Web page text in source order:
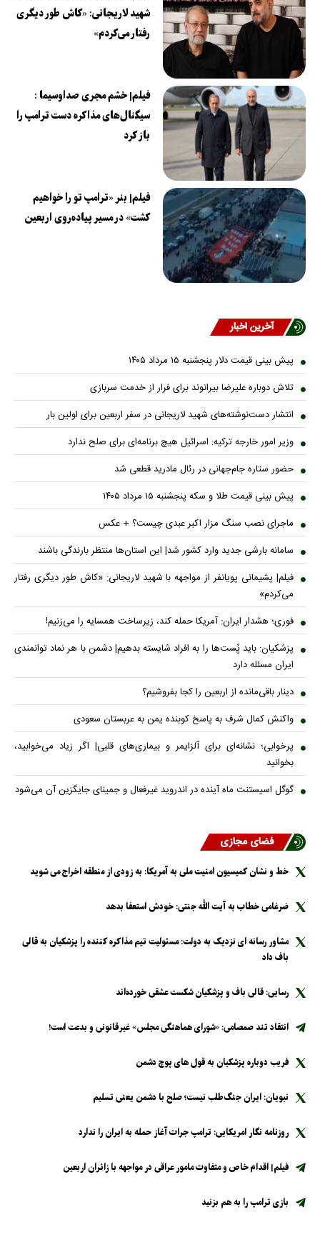
شهید لاریجانی: «کاش طور دیگری
رفتار می‌کردم»
فیلم| خشم مجری صداوسیما :
سیگنال‌های مذاکره دست ترامپ را
باز کرد
فیلم| بنر «ترامپ تو را خواهیم
کشت» در مسیر پیاده‌روی اربعین
آخرین اخبار
پیش ‌بینی قیمت دلار پنجشنبه ۱۵ مرداد ۱۴۰۵
تلاش دوباره علیرضا بیرانوند برای فرار از خدمت سربازی
انتشار دست‌نوشته‌های شهید لاریجانی در سفر اربعین برای اولین بار
وزیر امور خارجه ترکیه: اسرائیل هیچ برنامه‌ای برای صلح ندارد
حضور ستاره جام‌جهانی در رئال مادرید قطعی شد
پیش بینی قیمت طلا و سکه پنجشنبه ۱۵ مرداد ۱۴۰۵
ماجرای نصب سنگ مزار اکبر عبدی چیست؟ + عکس
سامانه بارشی جدید وارد کشور شد| این استان‌ها منتظر بارندگی باشند
فیلم| پشیمانی پویانفر از مواجهه با شهید لاریجانی: «کاش طور دیگری رفتار
می‌کردم»
فوری؛ هشدار ایران: آمریکا حمله کند، زیرساخت همسایه را می‌زنیم!
پزشکیان: باید پُست‌ها را به افراد شایسته بدهیم| دشمن با هر نماد توانمندی
ایران مسئله دارد
دینار باقی‌مانده از اربعین را کجا بفروشیم؟
واکنش کمال شرف به پاسخ کوبنده یمن به عربستان سعودی
پرخوابی؛ نشانه‌ای برای آلزایمر و بیماری‌های قلبی| اگر زیاد می‌خوابید،
بخوانید
گوگل اسیستنت ماه آینده در اندروید غیرفعال و جمینای جایگزین آن می‌شود
فضای مجازی
خط و نشان کمیسیون امنیت ملی به آمریکا: به زودی از منطقه اخراج می شوید
ضرغامی خطاب به آیت الله جنتی: خودش استعفا بدهد
مشاور رسانه ای نزدیک به دولت: مسئولیت تیم مذاکره کننده را پزشکیان به قالی
باف داد
رسایی: قالی باف و پزشکیان شکست عشقی خورده‌اند
انتقاد تند صمصامی: «شورای هماهنگی مجلس» غیرقانونی و بدعت است!
فریب دوباره پزشکیان به قول های پوچ دشمن
نبویان: ایران جنگ‌طلب نیست؛ صلح با دشمن یعنی تسلیم
روزنامه نگار امریکایی: ترامپ جرات آغاز حمله به ایران را ندارد
فیلم| اقدام خاص و متفاوت مامور عراقی در مواجهه با زائران اربعین
بازی ترامپ را به هم بزنید